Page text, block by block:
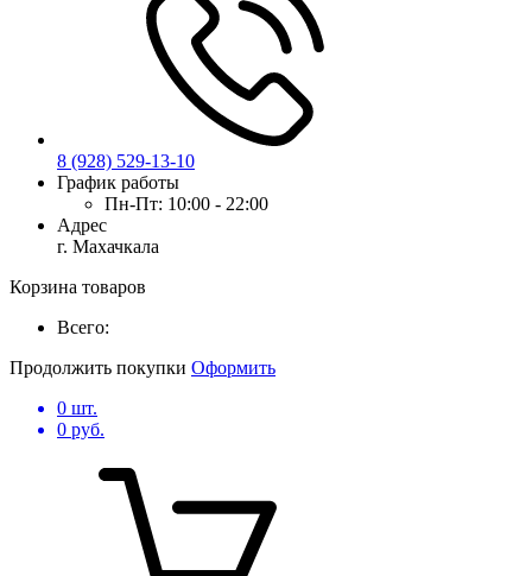
8 (928) 529-13-10
График работы
Пн-Пт: 10:00 - 22:00
Адрес
г. Махачкала
Корзина товаров
Всего:
Продолжить покупки Оформить
0 шт.
0 руб.